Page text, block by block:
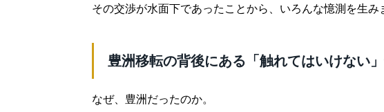
その交渉が水面下であったことから、いろんな憶測を生み
豊洲移転の背後にある「触れてはいけない
なぜ、豊洲だったのか。